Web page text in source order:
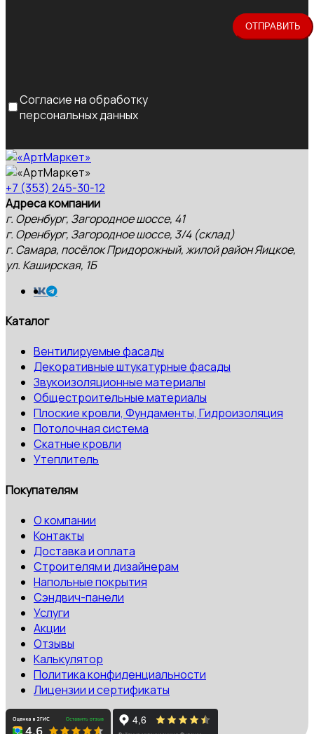
Согласие на обработку
персональных данных
+7 (353) 245-30-12
Адреса компании
г. Оренбург, Загородное шоссе, 41
г. Оренбург, Загородное шоссе, 3/4 (склад)
г. Самара, посёлок Придорожный, жилой район Яицкое,
ул. Каширская, 1Б
Каталог
Вентилируемые фасады
Декоративные штукатурные фасады
Звукоизоляционные материалы
Общестроительные материалы
Плоские кровли, Фундаменты, Гидроизоляция
Потолочная система
Скатные кровли
Утеплитель
Покупателям
О компании
Контакты
Доставка и оплата
Строителям и дизайнерам
Напольные покрытия
Сэндвич-панели
Услуги
Акции
Отзывы
Калькулятор
Политика конфиденциальности
Лицензии и сертификаты